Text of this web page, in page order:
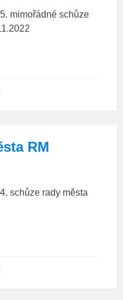
mimořádné schůze
RM
schůze rady města